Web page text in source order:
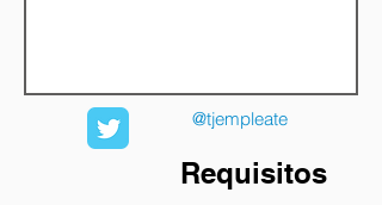
Requisitos
@tjempleate